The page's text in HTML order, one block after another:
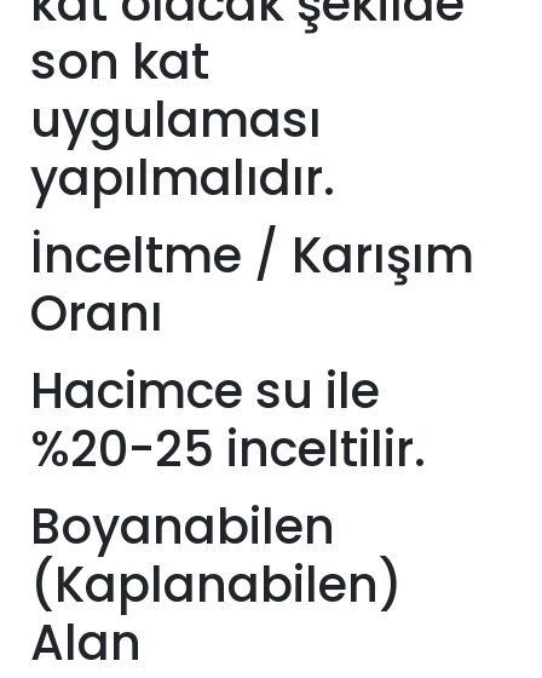
son kat
uygulaması
yapılmalıdır.
İnceltme / Karışım
Oranı
Hacimce su ile
%20-25 inceltilir.
Boyanabilen
(Kaplanabilen)
Alan